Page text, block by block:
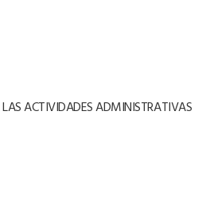
ACTIVIDADES ADMINISTRATIVAS